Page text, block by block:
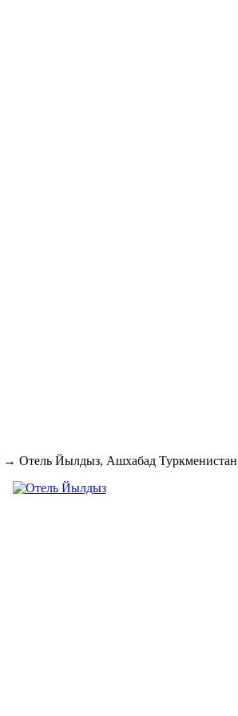
→ Отель Йылдыз, Ашхабад